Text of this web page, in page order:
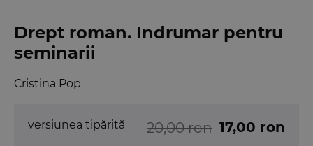
Drept roman. Indrumar pentru
seminarii
Cristina Pop
versiunea tipărită 20,00 ron 17,00 ron